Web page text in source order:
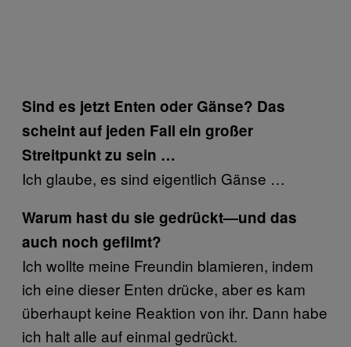
Sind es jetzt Enten oder Gänse? Das
scheint auf jeden Fall ein großer
Streitpunkt zu sein …
Ich glaube, es sind eigentlich Gänse …
Warum hast du sie gedrückt—und das
auch noch gefilmt?
Ich wollte meine Freundin blamieren, indem
ich eine dieser Enten drücke, aber es kam
überhaupt keine Reaktion von ihr. Dann habe
ich halt alle auf einmal gedrückt.